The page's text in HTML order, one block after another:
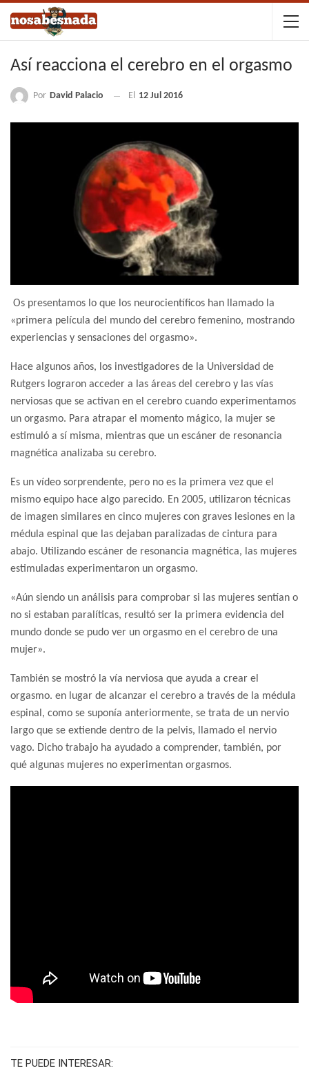
Así reacciona el cerebro en el orgasmo
Por David Palacio El 12 Jul 2016
Os presentamos lo que los neurocientíficos han llamado la
«primera película del mundo del cerebro femenino, mostrando
experiencias y sensaciones del orgasmo».
Hace algunos años, los investigadores de la Universidad de
Rutgers lograron acceder a las áreas del cerebro y las vías
nerviosas que se activan en el cerebro cuando experimentamos
un orgasmo. Para atrapar el momento mágico, la mujer se
estimuló a sí misma, mientras que un escáner de resonancia
magnética analizaba su cerebro.
Es un vídeo sorprendente, pero no es la primera vez que el
mismo equipo hace algo parecido. En 2005, utilizaron técnicas
de imagen similares en cinco mujeres con graves lesiones en la
médula espinal que las dejaban paralizadas de cintura para
abajo. Utilizando escáner de resonancia magnética, las mujeres
estimuladas experimentaron un orgasmo.
«Aún siendo un análisis para comprobar si las mujeres sentían o
no si estaban paralíticas, resultó ser la primera evidencia del
mundo donde se pudo ver un orgasmo en el cerebro de una
mujer».
También se mostró la vía nerviosa que ayuda a crear el
orgasmo. en lugar de alcanzar el cerebro a través de la médula
espinal, como se suponía anteriormente, se trata de un nervio
largo que se extiende dentro de la pelvis, llamado el nervio
vago. Dicho trabajo ha ayudado a comprender, también, por
qué algunas mujeres no experimentan orgasmos.
TE PUEDE INTERESAR: